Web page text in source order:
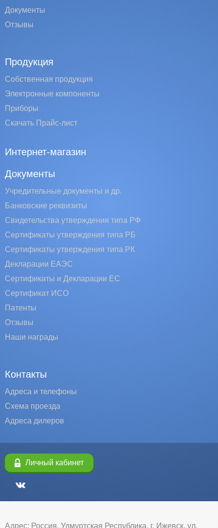
Документы
Отзывы
Продукция
Собственная продукция
Электронные компоненты
Приборы
Скачать Прайс-лист
Интернет-магазин
Документы
Учредительные документы и др.
Банковские реквизиты
Свидетельства утверждения типа РФ
Сертификаты утверждения типа РБ
Сертификаты утверждения типа РК
Декларации ЕАЭС
Сертификаты и Декларации EC
Сертификат ИСО
Патенты
Отзывы
Наши награды
Контакты
Адреса и телефоны
Схема проезда
Адреса дилеров
Личный кабинет
Адрес: Россия, Удмуртская Республика, г. Ижевск, ул.